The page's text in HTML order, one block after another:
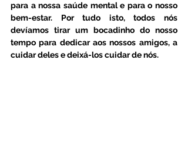
para a nossa saúde mental e para o nosso
bem-estar. Por tudo isto, todos nós
devíamos tirar um bocadinho do nosso
tempo para dedicar aos nossos amigos, a
cuidar deles e deixá-los cuidar de nós.